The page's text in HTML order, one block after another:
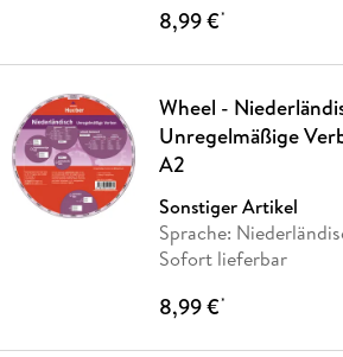
8,99 €*
Wheel -
Unregelmäßige
A2
Sonstiger Artikel
Sprache:
Sofort lieferbar
8,99 €*